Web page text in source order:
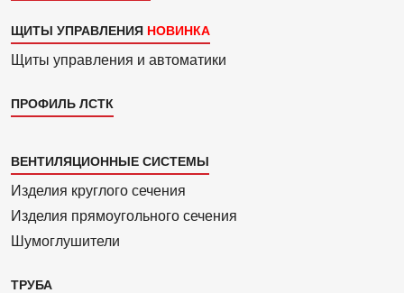
ЩИТЫ УПРАВЛЕНИЯ
Щиты управления и автоматики
ПРОФИЛЬ ЛСТК
Каталог
4
ВЕНТИЛЯЦИОННЫЕ СИСТЕМЫ
Изделия круглого сечения
Изделия прямоуголь­ного сечения
Шумоглушители
ТРУБА